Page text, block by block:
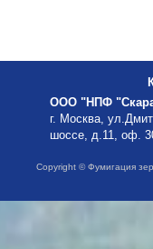
ООО "НПФ
г. Москва,
шоссе, д.11, оф.
Copyright © Фумигация